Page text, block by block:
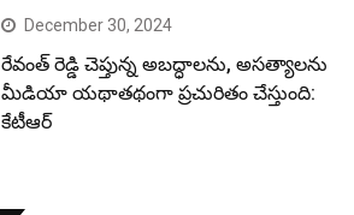
December 30, 2024
రేవంత్ రెడ్డి చెప్తున్న అబద్ధాలను, అసత్యాలను
మీడియా యథాతథంగా ప్రచురితం చేస్తుంది:
కేటీఆర్